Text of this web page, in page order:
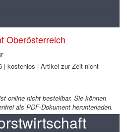
Oberösterreich
| kostenlos | Artikel zur Zeit nicht
online nicht bestellbar. Sie können
als PDF-Dokument herunterladen.